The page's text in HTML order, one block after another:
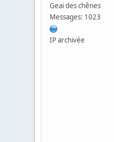
Geai des chênes
Messages: 1023
IP archivée